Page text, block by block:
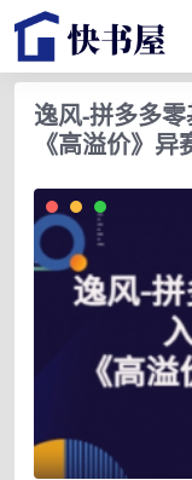
逸风-拼多多
《高溢价》